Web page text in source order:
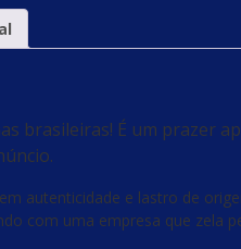
brasileiras! É um prazer
autenticidade e lastro de
com uma empresa que zela